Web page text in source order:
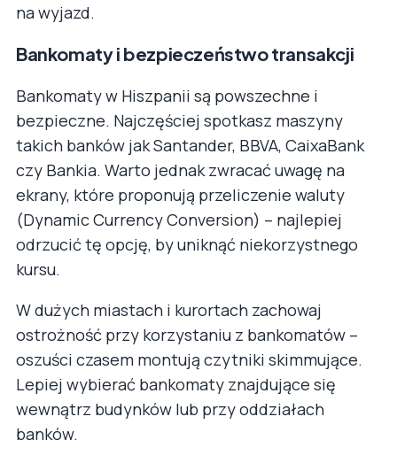
na wyjazd.
Bankomaty i bezpieczeństwo transakcji
Bankomaty w Hiszpanii są powszechne i
bezpieczne. Najczęściej spotkasz maszyny
takich banków jak Santander, BBVA, CaixaBank
czy Bankia. Warto jednak zwracać uwagę na
ekrany, które proponują przeliczenie waluty
(Dynamic Currency Conversion) – najlepiej
odrzucić tę opcję, by uniknąć niekorzystnego
kursu.
W dużych miastach i kurortach zachowaj
ostrożność przy korzystaniu z bankomatów –
oszuści czasem montują czytniki skimmujące.
Lepiej wybierać bankomaty znajdujące się
wewnątrz budynków lub przy oddziałach
banków.